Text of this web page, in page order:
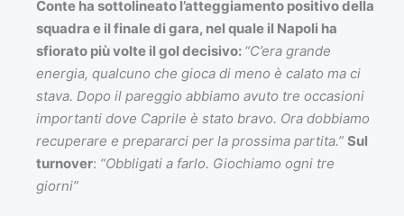
Conte ha sottolineato l’atteggiamento positivo della
squadra e il finale di gara, nel quale il Napoli ha
sfiorato più volte il gol decisivo: “C’era grande
energia, qualcuno che gioca di meno è calato ma ci
stava. Dopo il pareggio abbiamo avuto tre occasioni
importanti dove Caprile è stato bravo. Ora dobbiamo
recuperare e prepararci per la prossima partita.” Sul
turnover: “Obbligati a farlo. Giochiamo ogni tre
giorni”